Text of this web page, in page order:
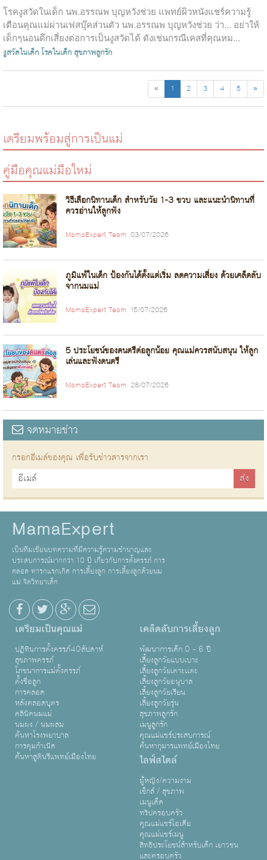
โรคงูสวัดในเด็ก นพ.อรรณพ บุญหวังช่วย แพทย์ผิวหนังแชร์ความรู้
เตือนคุณแม่ผ่านเฟสบุ๊คส่วนตัว นพ.อรรณพ บุญหวังช่วย ว่า... อย่าให้
เด็กๆนอนดึกเสี่ยงต่อการเป็นงูสวัดได้ ดังเช่นกรณีเคสที่คุณหม...
งูสวัดในเด็กโรคในเด็ก สุขภาพลูกรัก
« 1 2 3 4 5 »
เตรียมพร้อมสู่การเป็นแม่
คู่มือคุณแม่มือใหม่
วิธีเลือกนิทานเด็ก สำหรับวัย 1-3 ขวบ และแนะนำนิทานที่
ควรอ่านให้ลูกฟัง
MamaExpert Team 03/07/2026
ภูมิแพ้ในเด็ก ป้องกันได้ตั้งแต่เริ่ม ลดความเสี่ยง ด้วยเคล็ดลับ
จากนมแม่
MamaExpert Team 15/07/2026
5 ประโยชน์ของดนตรีต่อลูกน้อย คุณแม่ควรสนับสนุน ให้ลูก
เล่นและฟังดนตรี
MamaExpert Team 28/07/2026
จดหมายข่าว
กรอกอีเมล์ของคุณ เพื่อรับข่าวสารจากเรา
MamaExpert
เป็นทีมเขียนบทความที่มีความรู้ความชำนาญและ
ประสบการณ์มากกว่า 10 ปี เกี่ยวกับการตั้งครรภ์ การ
คลอด ทารกแรกเกิด การเลี้ยงลูก การเลี้ยงลูกด้วยนม
แม่ จิตวิทยาเด็ก
เตรียมเป็นคุณแม่
ปฏิทินการตั้งครรภ์40สัปดาห์
สุขภาพครรภ์
โภชนาการแม่ตั้งครรภ์
ตั้งชื่อลูก
การคลอด
หลังคลอดบุตร
คลินิคนมแม่
นมผง / นมผสม
ค้นหาโรงพยาบาล
การคุมกำเนิด
ค้นหาสูตินรีแพทย์เมืองไทย
เคล็ดลับการเลี้ยงลูก
พัฒนาการเด็ก 0 - 6 ปี
เลี้ยงลูกวัยแบบเบาะ
เลี้ยงลูกวัยเตาะเเตะ
เลี้ยงลูกวัยอนุบาล
เลี้ยงลูกวัยเรียน
เลี้ยงลูกวัยรุ่น
สุขภาพลูกรัก
เมนูลูกรัก
คุณแม่แชร์ประสบการณ์
ค้นหากุมารแพทย์เมืองไทย
ไลฟ์สไตล์
ผู้หญิง/ความงาม
เซ็กส์ / สุขภาพ
เมนูเด็ด
ทริปครอบครัว
คุณแม่แชร์ไอเดีย
คุณแม่แชร์เมนู
สิทธิประโยชน์สำหรับเด็ก เยาวชน
และครอบครัว